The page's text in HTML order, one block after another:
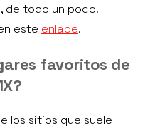
de todo un poco.
este enlace.
favoritos de
los sitios que suele